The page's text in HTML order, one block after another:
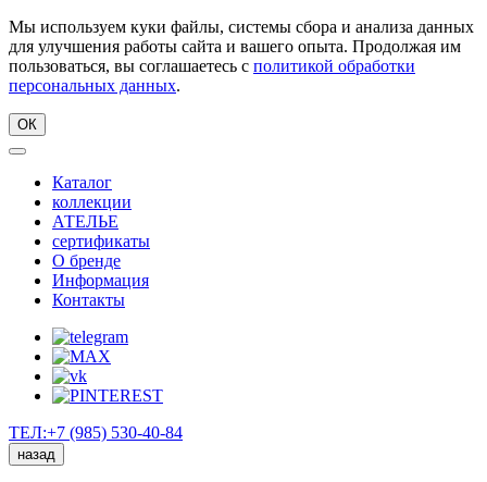
Мы используем куки файлы, системы сбора и анализа данных
для улучшения работы сайта и вашего опыта. Продолжая им
пользоваться, вы соглашаетесь с политикой обработки
персональных данных.
ОК
Каталог
коллекции
АТЕЛЬЕ
сертификаты
О бренде
Информация
Контакты
ТЕЛ:+7 (985) 530-40-84
назад